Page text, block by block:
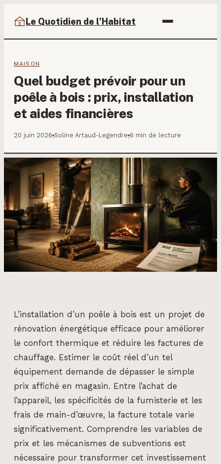
Le Quotidien de l’Habitat
MAISON
Quel budget prévoir pour un
poêle à bois : prix, installation
et aides financières
20 juin 2026·Soline Artaud-Legendre·6 min de lecture
L’installation d’un poêle à bois est un projet de
rénovation énergétique efficace pour améliorer
le confort thermique et réduire les factures de
chauffage. Estimer le coût réel d’un tel
équipement demande de dépasser le simple
prix affiché en magasin. Entre l’achat de
l’appareil, les spécificités de la fumisterie et les
frais de main-d’œuvre, la facture totale varie
significativement. Comprendre les variables de
prix et les mécanismes de subventions est
nécessaire pour transformer cet investissement